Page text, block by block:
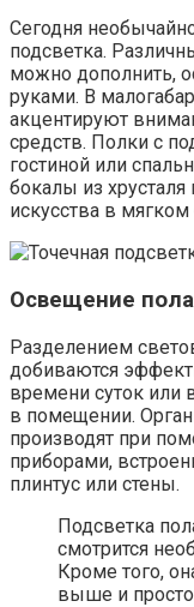
Сегодня
подсветка.
можно дополнить,
руками. В
акцентируют
средств. Полки с
гостиной или
бокалы из хрусталя
искусства в
Освещение
Разделением
добиваются
времени суток или
в помещении.
производят при
приборами,
плинтус или стены.
Подсветка
смотрится
Кроме того,
выше и